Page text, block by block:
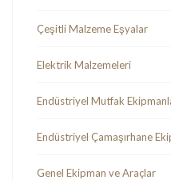
Çeşitli Malzeme Eşyalar
Elektrik Malzemeleri
Endüstriyel Mutfak
Endüstriyel Çamaşırhane
Genel Ekipman ve Araçlar